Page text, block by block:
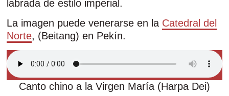
labrada de estilo imperial.
La imagen puede venerarse en la Catedral del
Norte, (Beitang) en Pekín.
Canto chino a la Virgen María (Harpa Dei)